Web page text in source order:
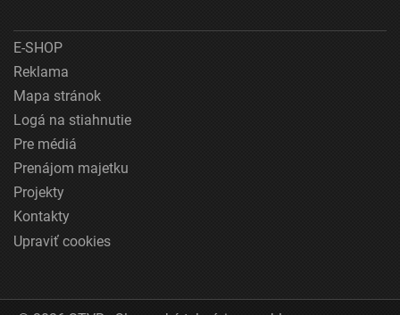
Výkon
Reklama
E-SHOP
Reklama
Mapa stránok
Logá na stiahnutie
Pre médiá
Prenájom majetku
Projekty
Kontakty
Upraviť cookies